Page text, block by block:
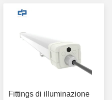
ingegneria cablaggio
Lampade a LED
Fittings di illuminazione